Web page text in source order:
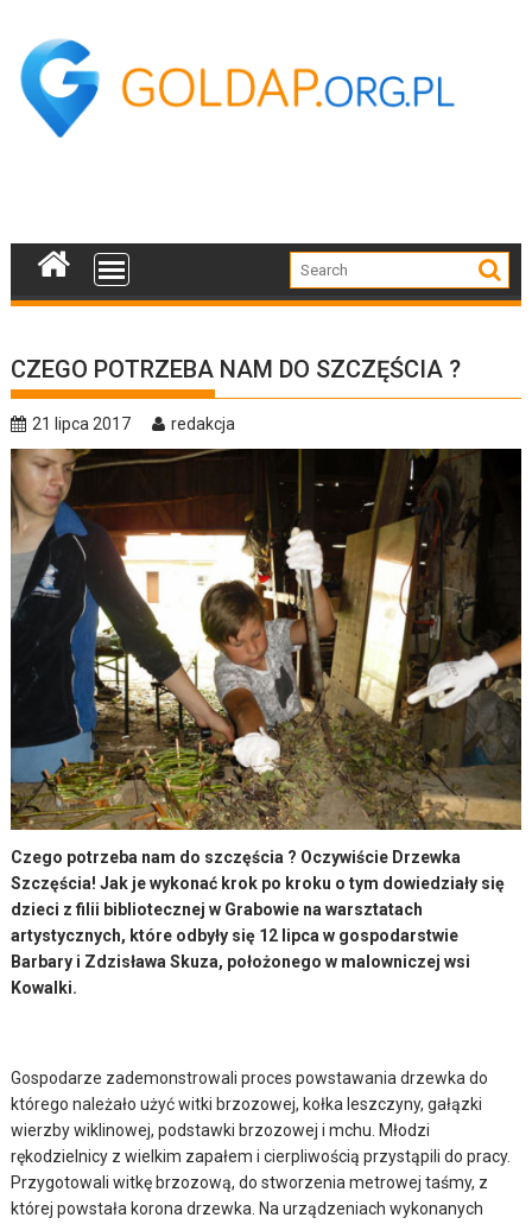
content
CZEGO POTRZEBA NAM DO SZCZĘŚCIA ?
21 lipca 2017 redakcja
Czego potrzeba nam do szczęścia ? Oczywiście Drzewka
Szczęścia! Jak je wykonać krok po kroku o tym dowiedziały się
dzieci z filii bibliotecznej w Grabowie na warsztatach
artystycznych, które odbyły się 12 lipca w gospodarstwie
Barbary i Zdzisława Skuza, położonego w malowniczej wsi
Kowalki.
Gospodarze zademonstrowali proces powstawania drzewka do
którego należało użyć witki brzozowej, kołka leszczyny, gałązki
wierzby wiklinowej, podstawki brzozowej i mchu. Młodzi
rękodzielnicy z wielkim zapałem i cierpliwością przystąpili do pracy.
Przygotowali witkę brzozową, do stworzenia metrowej taśmy, z
której powstała korona drzewka. Na urządzeniach wykonanych